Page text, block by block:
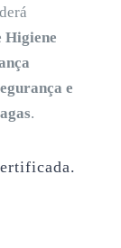
Higiene
e
.